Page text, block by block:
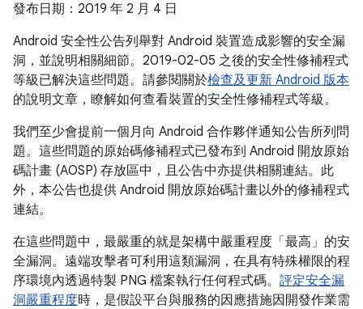
發布日期：2019 年 2 月 4 日
Android 安全性公告列舉對 Android 裝置造成影響的安全漏
洞，並說明相關細節。2019-02-05 之後的安全性修補程式
等級已解決這些問題。請參閱關於檢查及更新 Android 版本
的說明文章，瞭解如何查看裝置的安全性修補程式等級。
我們至少會提前一個月向 Android 合作夥伴通知公告所列問
題。這些問題的原始碼修補程式已發布到 Android 開放原始
碼計畫 (AOSP) 存放區中，且公告中亦提供相關連結。此
外，本公告也提供 Android 開放原始碼計畫以外的修補程式
連結。
在這些問題中，最嚴重的就是架構中嚴重程度「最高」的安
全漏洞。遠端攻擊者可利用這類漏洞，在具有特殊權限的程
序環境內透過特製 PNG 檔案執行任何程式碼。 評定安全漏
洞嚴重程度時，是假設平台與服務的因應措施因開發作業需